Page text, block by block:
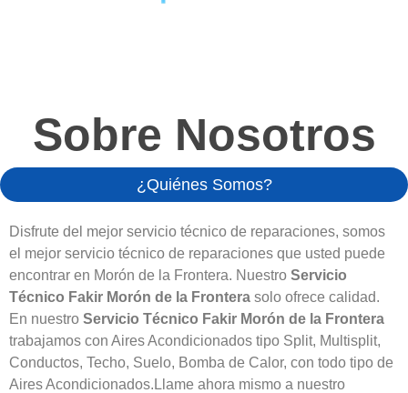
Sobre Nosotros
¿Quiénes Somos?
Disfrute del mejor servicio técnico de reparaciones, somos
el mejor servicio técnico de reparaciones que usted puede
encontrar en Morón de la Frontera. Nuestro Servicio
Técnico Fakir Morón de la Frontera solo ofrece calidad.
En nuestro Servicio Técnico Fakir Morón de la Frontera
trabajamos con Aires Acondicionados tipo Split, Multisplit,
Conductos, Techo, Suelo, Bomba de Calor, con todo tipo de
Aires Acondicionados.Llame ahora mismo a nuestro